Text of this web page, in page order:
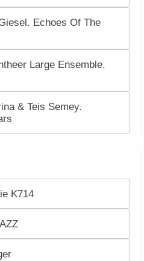
Echoes Of The
Large Ensemble.
& Teis Semey.
K714